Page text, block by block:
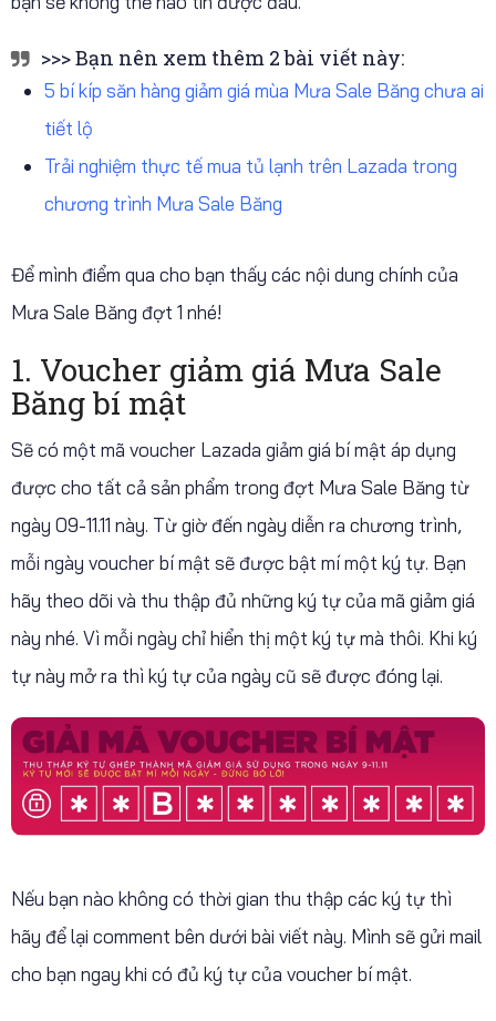
>>> Bạn nên xem thêm 2 bài viết này:
5 bí kíp săn hàng giảm giá mùa Mưa Sale Băng chưa ai
tiết lộ
Trải nghiệm thực tế mua tủ lạnh trên Lazada trong
chương trình Mưa Sale Băng
Để mình điểm qua cho bạn thấy các nội dung chính của
Mưa Sale Băng đợt 1 nhé!
1. Voucher giảm giá Mưa Sale
Băng bí mật
Sẽ có một mã voucher Lazada giảm giá bí mật áp dụng
được cho tất cả sản phẩm trong đợt Mưa Sale Băng từ
ngày 09-11.11 này. Từ giờ đến ngày diễn ra chương trình,
mỗi ngày voucher bí mật sẽ được bật mí một ký tự. Bạn
hãy theo dõi và thu thập đủ những ký tự của mã giảm giá
này nhé. Vì mỗi ngày chỉ hiển thị một ký tự mà thôi. Khi ký
tự này mở ra thì ký tự của ngày cũ sẽ được đóng lại.
Nếu bạn nào không có thời gian thu thập các ký tự thì
hãy để lại comment bên dưới bài viết này. Mình sẽ gửi mail
cho bạn ngay khi có đủ ký tự của voucher bí mật.